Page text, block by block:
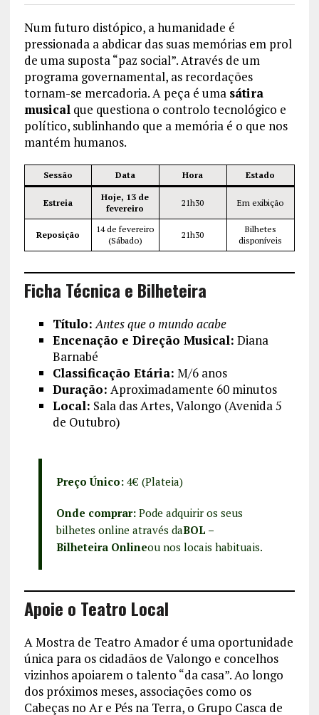
Num futuro distópico, a humanidade é
pressionada a abdicar das suas memórias em prol
de uma suposta “paz social”. Através de um
programa governamental, as recordações
tornam-se mercadoria. A peça é uma sátira
musicalque questiona o controlo tecnológico e
político, sublinhando que a memória é o que nos
mantém humanos.
Sessão Data Hora Estado
Estreia
Hoje, 13 de
fevereiro
21h30 Em exibição
Reposição
14 de fevereiro
(Sábado)
21h30
Bilhetes
disponíveis
Ficha Técnica e Bilheteira
Título:Antes que o mundo acabe
Encenação e Direção Musical: Diana
Barnabé
Classificação Etária: M/6 anos
Duração: Aproximadamente 60 minutos
Local: Sala das Artes, Valongo (Avenida 5
de Outubro)
Preço Único:4€ (Plateia)
Onde comprar:Pode adquirir os seus
bilhetes online através daBOL –
Bilheteira Onlineou nos locais habituais.
Apoie o Teatro Local
A Mostra de Teatro Amador é uma oportunidade
única para os cidadãos de Valongo e concelhos
vizinhos apoiarem o talento “da casa”. Ao longo
dos próximos meses, associações como os
Cabeças no Ar e Pés na Terra, o Grupo Casca de